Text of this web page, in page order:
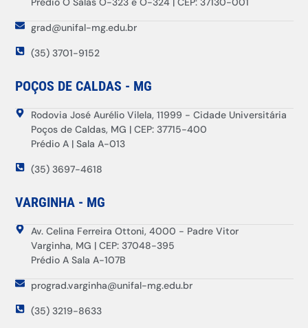
grad@unifal-mg.edu.br
(35) 3701-9152
POÇOS DE CALDAS - MG
Rodovia José Aurélio Vilela, 11999 - Cidade Universitária
Poços de Caldas, MG | CEP: 37715-400
Prédio A | Sala A-013
(35) 3697-4618
VARGINHA - MG
Av. Celina Ferreira Ottoni, 4000 - Padre Vitor
Varginha, MG | CEP: 37048-395
Prédio A Sala A-107B
prograd.varginha@unifal-mg.edu.br
(35) 3219-8633